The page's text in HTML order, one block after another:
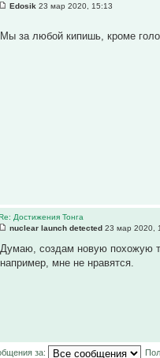
Edosik 23 мар 2020, 15:13
Мы за любой кипишь, кроме
Достижения Тонга
nuclear launch detected 23 мар 2020,
Думаю, создам новую похожую
например, мне не нравятся.
за: